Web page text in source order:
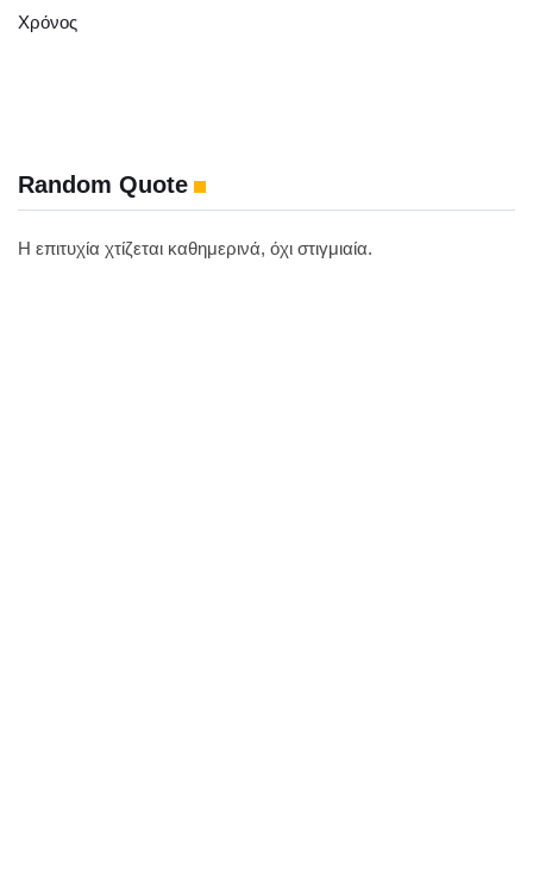
Χρόνος
Random Quote
Η επιτυχία χτίζεται καθημερινά, όχι στιγμιαία.